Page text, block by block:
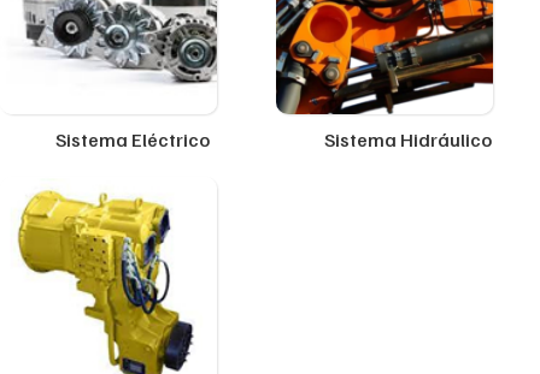
Sistema Eléctrico Sistema Hidráulico